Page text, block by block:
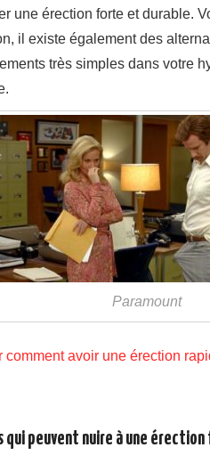
une érection forte et durable.
il existe également des
très simples dans votre
Paramount
avoir une érection
qui peuvent nuire à une érection